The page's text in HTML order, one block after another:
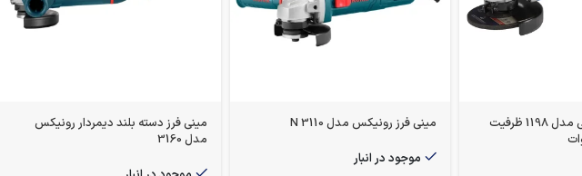
مینی فرز ان ای سی مدل 1198 ظرفیت
مینی فرز رونیکس مدل 3110 N
موجود در انبار
مینی فرز دسته بلند دیمردار رونیکس
مدل 3160